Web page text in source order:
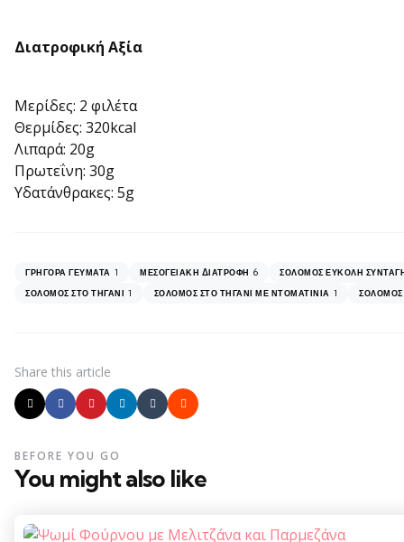
Διατροφική Αξία
Μερίδες: 2 φιλέτα
Θερμίδες: 320kcal
Λιπαρά: 20g
Πρωτεΐνη: 30g
Υδατάνθρακες: 5g
ΓΡΉΓΟΡΑ ΓΕΎΜΑΤΑ 1 ΜΕΣΟΓΕΙΑΚΉ ΔΙΑΤΡΟΦΉ 6 ΣΟΛΟΜΌΣ ΕΎΚΟΛΗ
ΣΟΛΟΜΌΣ ΣΤΟ ΤΗΓΆΝΙ 1 ΣΟΛΟΜΌΣ ΣΤΟ ΤΗΓΆΝΙ ΜΕ ΝΤΟΜΑΤΊΝΙΑ 1 ΣΟΛΟΜΌΣ
Share this article
You might also like
BEFORE YOU GO